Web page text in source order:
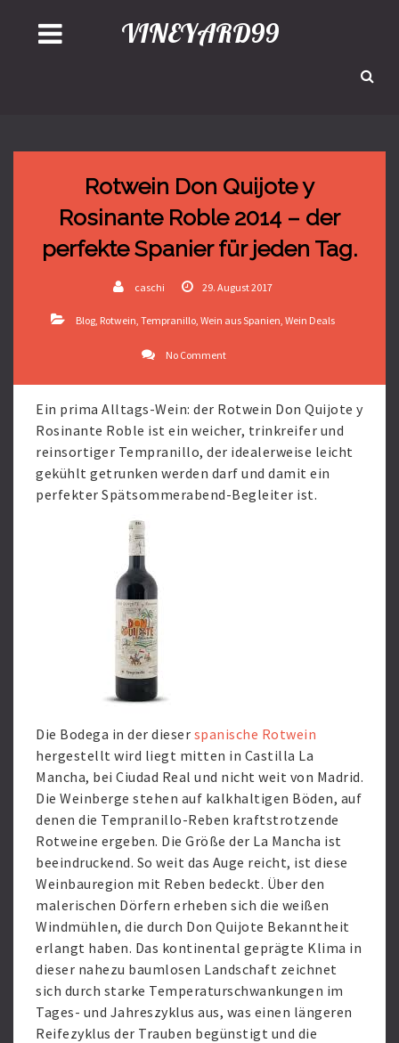
VINEYARD99
Rotwein Don Quijote y
Rosinante Roble 2014 – der
perfekte Spanier für jeden Tag.
caschi 29. August 2017
Blog, Rotwein, Tempranillo, Wein aus Spanien, Wein Deals
No Comment
Ein prima Alltags-Wein: der Rotwein Don Quijote y
Rosinante Roble ist ein weicher, trinkreifer und
reinsortiger Tempranillo, der idealerweise leicht
gekühlt getrunken werden darf und damit ein
perfekter Spätsommerabend-Begleiter ist.
Die Bodega in der dieser spanische Rotwein
hergestellt wird liegt mitten in Castilla La
Mancha, bei Ciudad Real und nicht weit von Madrid.
Die Weinberge stehen auf kalkhaltigen Böden, auf
denen die Tempranillo-Reben kraftstrotzende
Rotweine ergeben. Die Größe der La Mancha ist
beeindruckend. So weit das Auge reicht, ist diese
Weinbauregion mit Reben bedeckt. Über den
malerischen Dörfern erheben sich die weißen
Windmühlen, die durch Don Quijote Bekanntheit
erlangt haben. Das kontinental geprägte Klima in
dieser nahezu baumlosen Landschaft zeichnet
sich durch starke Temperaturschwankungen im
Tages- und Jahreszyklus aus, was einen längeren
Reifezyklus der Trauben begünstigt und die